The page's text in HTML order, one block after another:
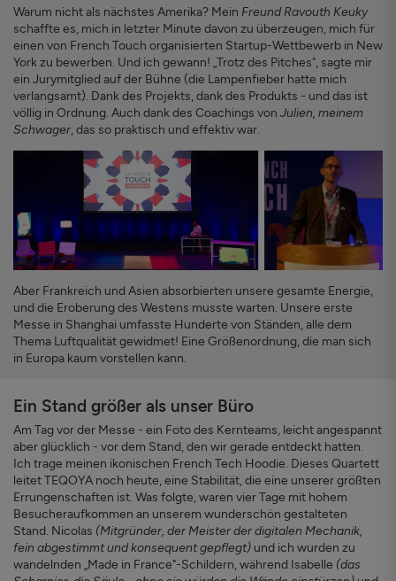
Warum nicht als nächstes Amerika? Mein Freund Ravouth Keuky
schaffte es, mich in letzter Minute davon zu überzeugen, mich für
einen von French Touch organisierten Startup-Wettbewerb in New
York zu bewerben. Und ich gewann! „Trotz des Pitches", sagte mir
ein Jurymitglied auf der Bühne (die Lampenfieber hatte mich
verlangsamt). Dank des Projekts, dank des Produkts - und das ist
völlig in Ordnung. Auch dank des Coachings von Julien, meinem
Schwager, das so praktisch und effektiv war.
Aber Frankreich und Asien absorbierten unsere gesamte Energie,
und die Eroberung des Westens musste warten. Unsere erste
Messe in Shanghai umfasste Hunderte von Ständen, alle dem
Thema Luftqualität gewidmet! Eine Größenordnung, die man sich
in Europa kaum vorstellen kann.
Ein Stand größer als unser Büro
Am Tag vor der Messe - ein Foto des Kernteams, leicht angespannt
aber glücklich - vor dem Stand, den wir gerade entdeckt hatten.
Ich trage meinen ikonischen French Tech Hoodie. Dieses Quartett
leitet TEQOYA noch heute, eine Stabilität, die eine unserer größten
Errungenschaften ist. Was folgte, waren vier Tage mit hohem
Besucheraufkommen an unserem wunderschön gestalteten
Stand. Nicolas (Mitgründer, der Meister der digitalen Mechanik,
fein abgestimmt und konsequent gepflegt) und ich wurden zu
wandelnden „Made in France"-Schildern, während Isabelle (das